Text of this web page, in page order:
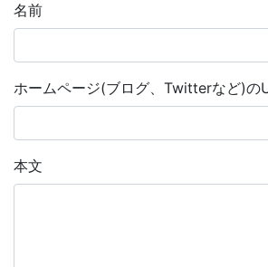
名前
ホームページ(ブログ、Twitterなど)の
本文